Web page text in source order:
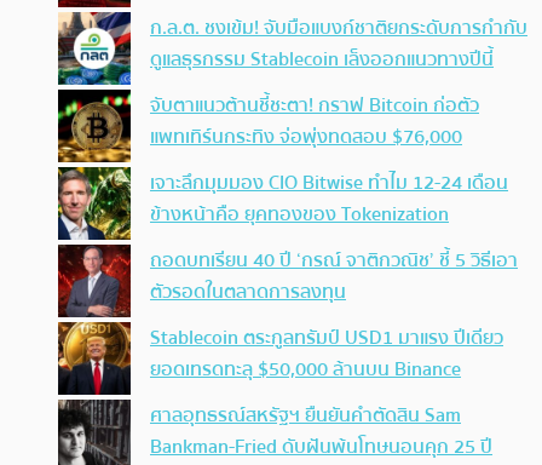
ก.ล.ต. ชงเข้ม! จับมือแบงก์ชาติยกระดับการกำกับ
ดูแลธุรกรรม Stablecoin เล็งออกแนวทางปีนี้
จับตาแนวต้านชี้ชะตา! กราฟ Bitcoin ก่อตัว
แพทเทิร์นกระทิง จ่อพุ่งทดสอบ $76,000
เจาะลึกมุมมอง CIO Bitwise ทำไม 12-24 เดือน
ข้างหน้าคือ ยุคทองของ Tokenization
ถอดบทเรียน 40 ปี ‘กรณ์ จาติกวณิช’ ชี้ 5 วิธีเอา
ตัวรอดในตลาดการลงทุน
Stablecoin ตระกูลทรัมป์ USD1 มาแรง ปีเดียว
ยอดเทรดทะลุ $50,000 ล้านบน Binance
ศาลอุทธรณ์สหรัฐฯ ยืนยันคำตัดสิน Sam
Bankman-Fried ดับฝันพ้นโทษนอนคุก 25 ปี